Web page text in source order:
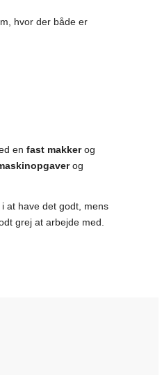
hvor der både er
en fast makkerog
og
at have det godt, mens
grej at arbejde med.